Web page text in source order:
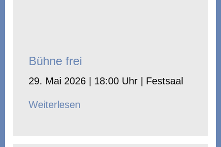
Bühne frei
29. Mai 2026 | 18:00 Uhr | Festsaal
Weiterlesen